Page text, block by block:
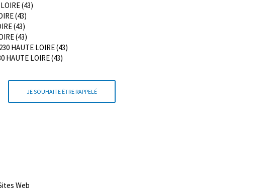
(43)
(43)
(43)
(43)
HAUTE LOIRE (43)
HAUTE LOIRE (43)
JE SOUHAITE ÊTRE RAPPELÉ
Web